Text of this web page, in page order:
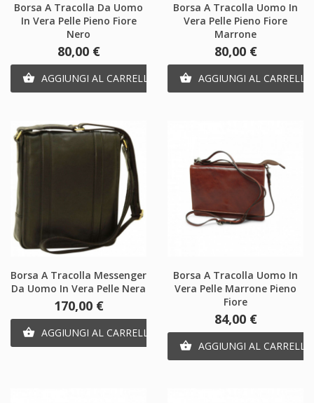
Borsa A Tracolla Da Uomo
In Vera Pelle Pieno Fiore
Nero
Prezzo
80,00 €
 AGGIUNGI AL CARRELLO
Borsa A Tracolla Uomo In
Vera Pelle Pieno Fiore
Marrone
Prezzo
80,00 €
 AGGIUNGI AL CARRELLO
Borsa A Tracolla Messenger
Da Uomo In Vera Pelle Nera
Prezzo
170,00 €
 AGGIUNGI AL CARRELLO
Borsa A Tracolla Uomo In
Vera Pelle Marrone Pieno
Fiore
Prezzo
84,00 €
 AGGIUNGI AL CARRELLO